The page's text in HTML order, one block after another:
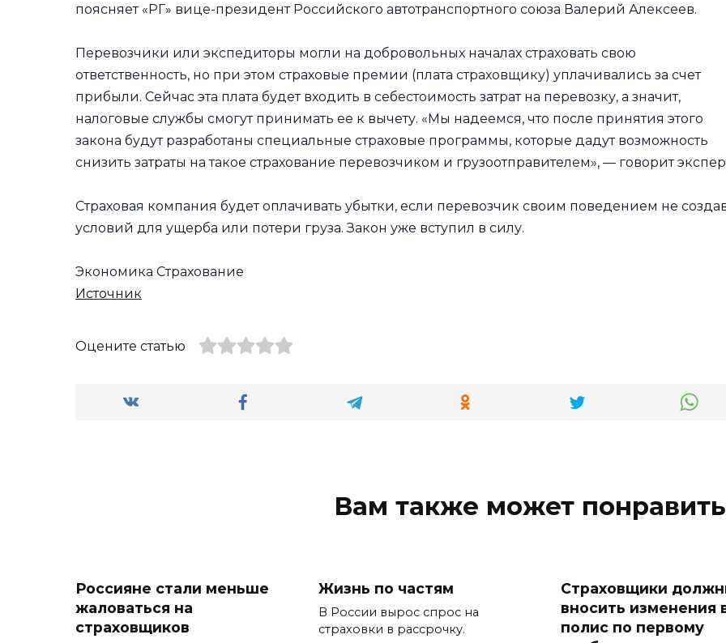
поясняет «РГ» вице-президент Российского автотранспортного союза Валерий Алексеев.
Перевозчики или экспедиторы могли на добровольных началах страховать свою
ответственность, но при этом страховые премии (плата страховщику) уплачивались за счет
прибыли. Сейчас эта плата будет входить в себестоимость затрат на перевозку, а значит,
налоговые службы смогут принимать ее к вычету. «Мы надеемся, что после принятия этого
закона будут разработаны специальные страховые программы, которые дадут возможность
снизить затраты на такое страхование перевозчиком и грузоотправителем», — говорит
Страховая компания будет оплачивать убытки, если перевозчик своим поведением не
условий для ущерба или потери груза. Закон уже вступил в силу.
Экономика Страхование
Источник
Оцените статью
Вам также может
Россияне стали меньше
жаловаться на
страховщиков
Жизнь по частям
В России вырос спрос на
страховки в рассрочку.
Страховщики
вносить изменения
полис по первому